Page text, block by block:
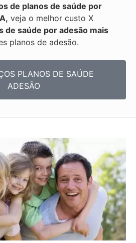
de planos de saúde por
veja o melhor custo X
de saúde por adesão mais
planos de adesão.
PLANOS DE SAÚDE
ADESÃO